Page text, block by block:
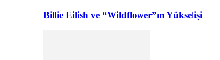
Billie Eilish ve “Wildflower”ın Yükselişi